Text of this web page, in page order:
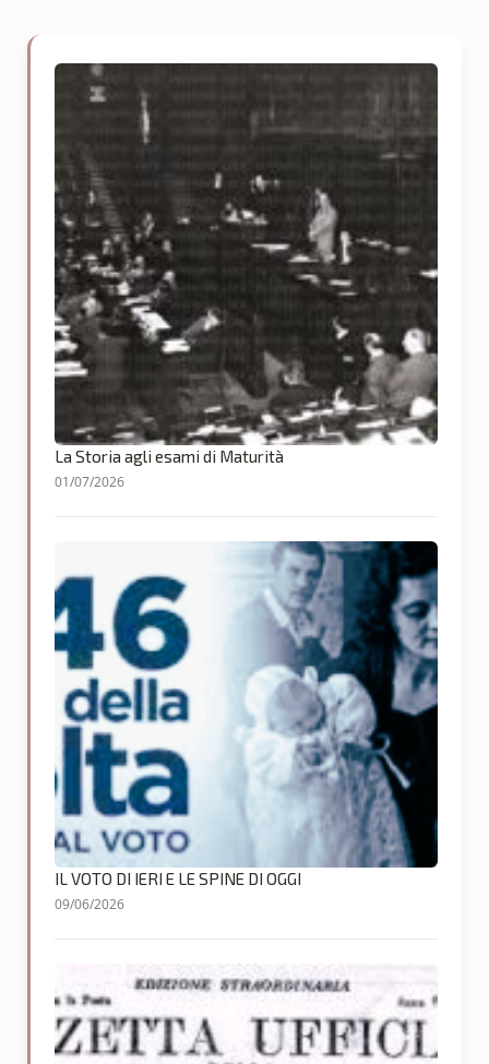
La Storia agli esami di Maturità
01/07/2026
IL VOTO DI IERI E LE SPINE DI OGGI
09/06/2026